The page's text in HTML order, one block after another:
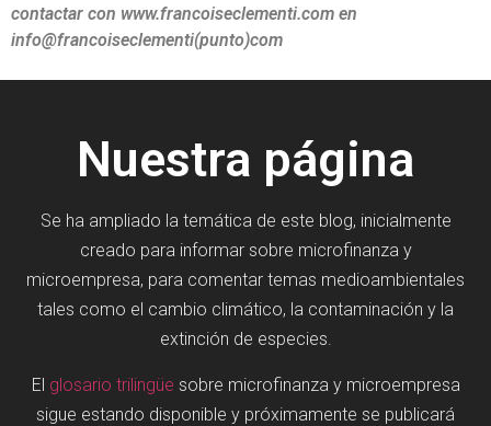
contactar con www.francoiseclementi.com en
info@francoiseclementi(punto)com
Nuestra página
Se ha ampliado la temática de este blog, inicialmente
creado para informar sobre microfinanza y
microempresa, para comentar temas medioambientales
tales como el cambio climático, la contaminación y la
extinción de especies.
El glosario trilingüe sobre microfinanza y microempresa
sigue estando disponible y próximamente se publicará